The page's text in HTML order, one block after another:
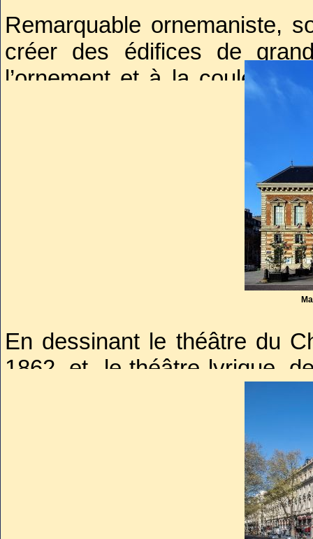
Remarquable ornemaniste,
créer des édifices de
l’ornement et à la couleur,
En dessinant le théâtre du
1862, et le théâtre lyrique,